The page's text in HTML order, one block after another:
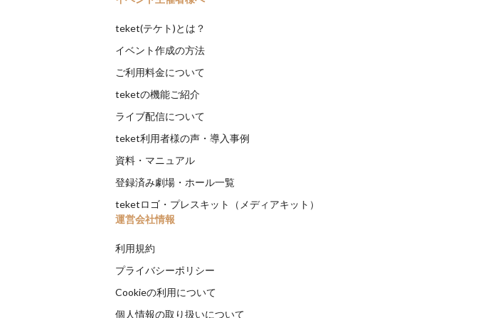
teket(テケト)とは？
イベント作成の方法
ご利用料金について
teketの機能ご紹介
ライブ配信について
teket利用者様の声・導入事例
資料・マニュアル
登録済み劇場・ホール一覧
teketロゴ・プレスキット（メディアキット）
運営会社情報
利用規約
プライバシーポリシー
Cookieの利用について
個人情報の取り扱いについて